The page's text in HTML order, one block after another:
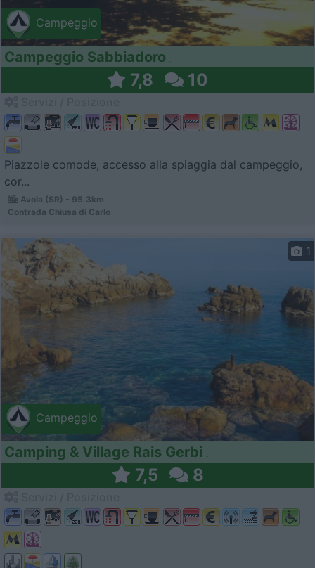
Campeggio
Campeggio Sabbiadoro
7,8 10
Piazzole comode, accesso alla spiaggia dal campeggio,
cor...
Avola (SR) - 95.3km
Contrada Chiusa di Carlo
Campeggio
1
Camping & Village Rais Gerbi
7,5 8